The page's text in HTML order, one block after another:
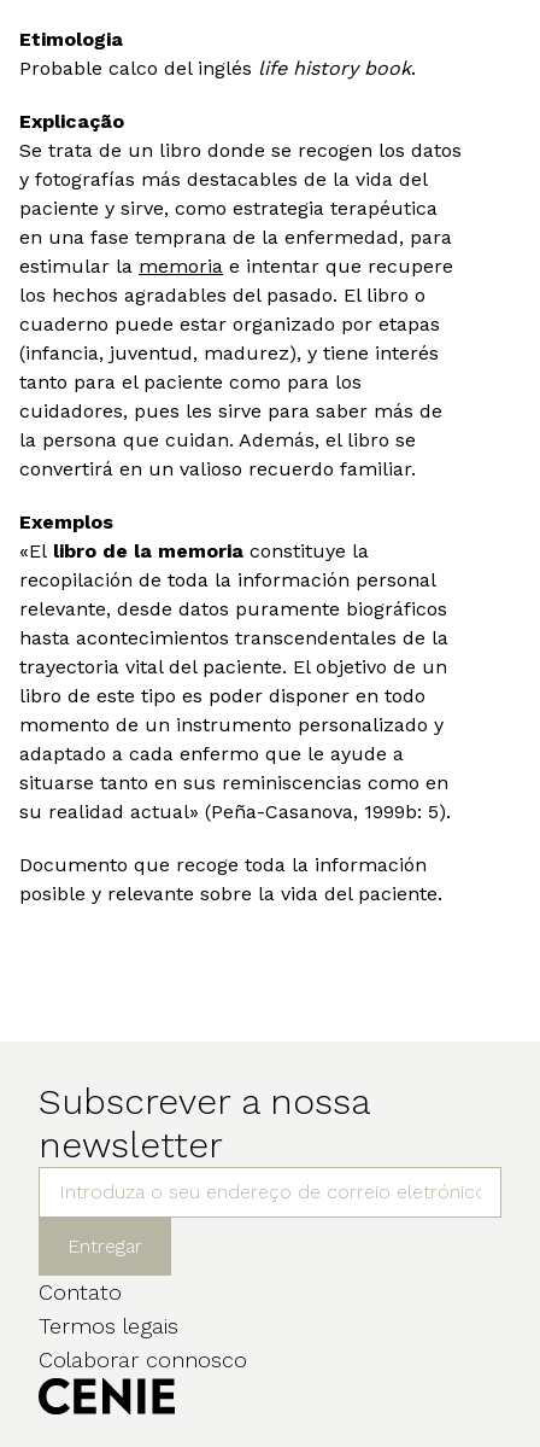
Etimologia
Probable calco del inglés life history book.
Explicação
Se trata de un libro donde se recogen los datos
y fotografías más destacables de la vida del
paciente y sirve, como estrategia terapéutica
en una fase temprana de la enfermedad, para
estimular la memoria e intentar que recupere
los hechos agradables del pasado. El libro o
cuaderno puede estar organizado por etapas
(infancia, juventud, madurez), y tiene interés
tanto para el paciente como para los
cuidadores, pues les sirve para saber más de
la persona que cuidan. Además, el libro se
convertirá en un valioso recuerdo familiar.
Exemplos
«El libro de la memoria constituye la
recopilación de toda la información personal
relevante, desde datos puramente biográficos
hasta acontecimientos transcendentales de la
trayectoria vital del paciente. El objetivo de un
libro de este tipo es poder disponer en todo
momento de un instrumento personalizado y
adaptado a cada enfermo que le ayude a
situarse tanto en sus reminiscencias como en
su realidad actual» (Peña-Casanova, 1999b: 5).
Documento que recoge toda la información
posible y relevante sobre la vida del paciente.
Subscrever a nossa
newsletter
Entregar
Contato
Termos legais
Colaborar connosco